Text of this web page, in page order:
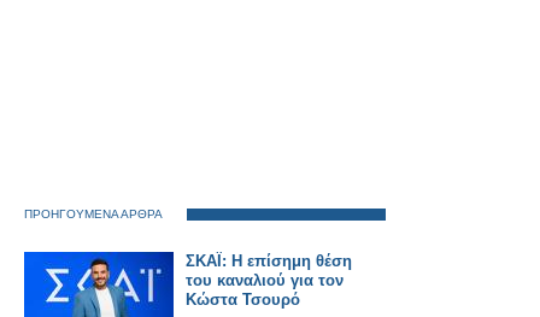
ΠΡΟΗΓΟΥΜΕΝΑ ΑΡΘΡΑ
ΣΚΑΪ: Η επίσημη θέση
του καναλιού για τον
Κώστα Τσουρό